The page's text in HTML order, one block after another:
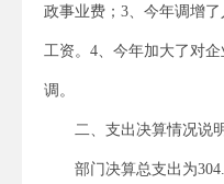
政事业费；3、今年调增
工资。4、今年加大了对
调。
二、支出决算情况说
部门决算总支出为